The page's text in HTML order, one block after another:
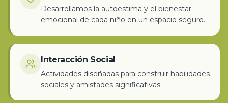
Desarrollamos la autoestima y el bienestar
emocional de cada niño en un espacio seguro.
Interacción Social
Actividades diseñadas para construir habilidades
sociales y amistades significativas.